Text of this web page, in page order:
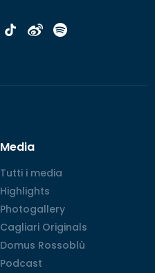
Media
Tutti i media
Tutti i media
Highlights
Highlights
Photogallery
Photogallery
Cagliari Originals
Cagliari Originals
Domus Rossoblù
Domus Rossoblù
Podcast
Podcast